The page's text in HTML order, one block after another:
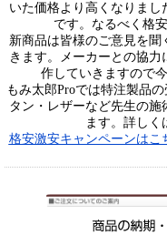
いた価格より高くなりま
です。なるべく格
新商品は皆様のご意見を
きます。メーカーとの協
作していきますので
もみ太郎Proでは特注製品
タン・レザーなど先生の
ます。詳しく
格安激安キャンペーンはこ